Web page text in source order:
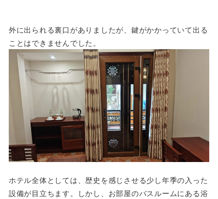
外に出られる裏口がありましたが、鍵がかかっていて出る
ことはできませんでした。
ホテル全体としては、歴史を感じさせる少し年季の入った
設備が目立ちます。しかし、お部屋のバスルームにある浴